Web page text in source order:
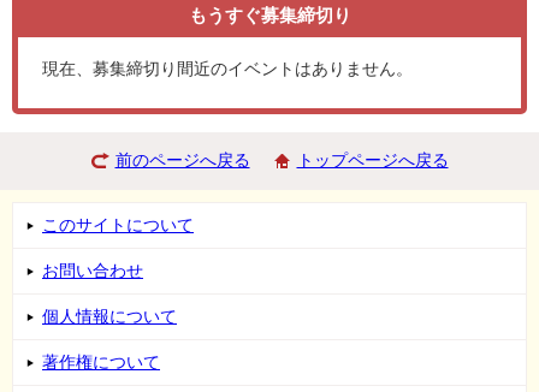
もうすぐ募集締切り
現在、募集締切り間近のイベントはありません。
前のページへ戻る トップページへ戻る
このサイトについて
お問い合わせ
個人情報について
著作権について